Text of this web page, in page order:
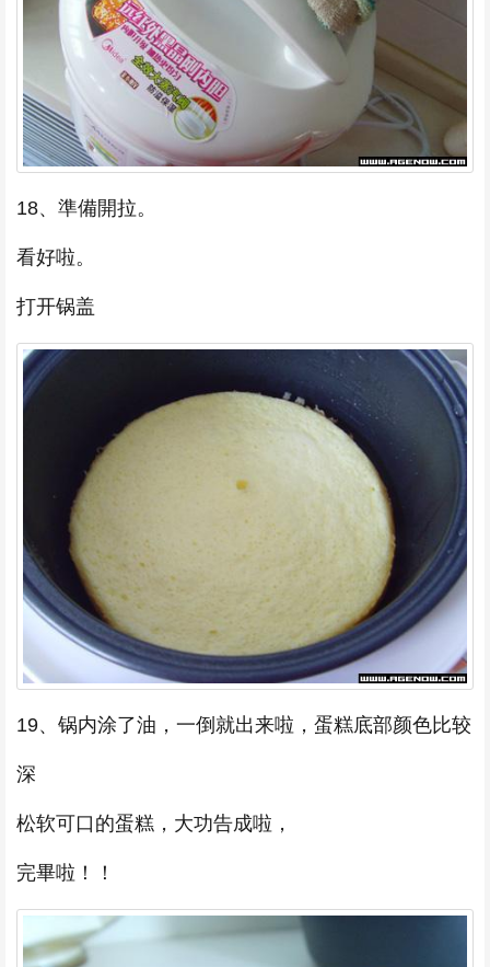
18、準備開拉。
看好啦。
打开锅盖
19、锅内涂了油，一倒就出来啦，蛋糕底部颜色比较
深
松软可口的蛋糕，大功告成啦，
完畢啦！！